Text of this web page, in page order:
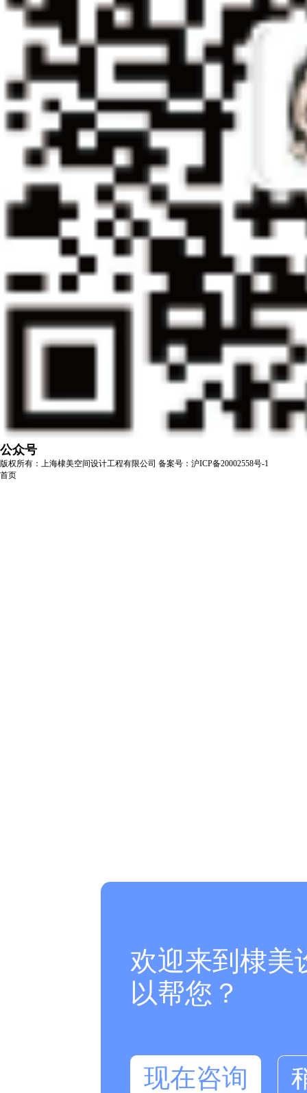
公众号
版权所有：上海棣美空间设计工程有限公司 备案号：沪ICP备20002558号-1
首页
欢迎来到棣美
以帮您？
现在咨询